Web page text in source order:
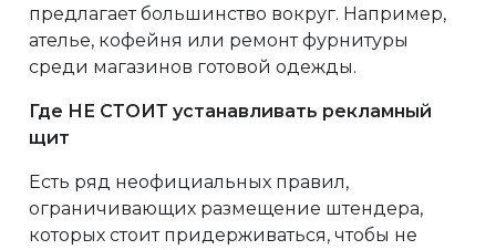
предлагает большинство вокруг. Например,
ателье, кофейня или ремонт фурнитуры
среди магазинов готовой одежды.
Где НЕ СТОИТ устанавливать рекламный
щит
Есть ряд неофициальных правил,
ограничивающих размещение штендера,
которых стоит придерживаться, чтобы не